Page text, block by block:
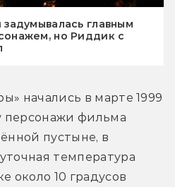
главным
но Риддик с
начались в марте 1999
персонажи фильма
пустыне, в
температура
около 10 градусов